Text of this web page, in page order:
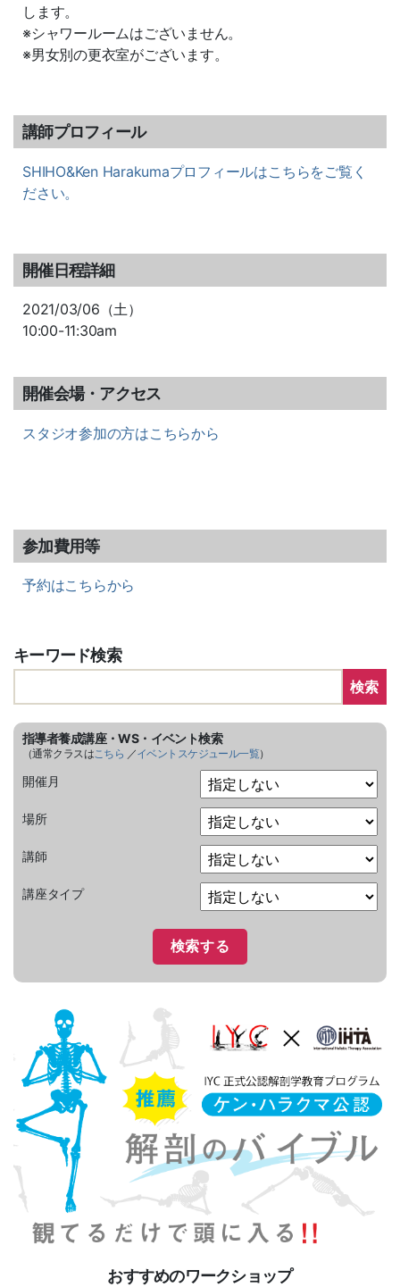
します。
※シャワールームはございません。
※男女別の更衣室がございます。
講師プロフィール
SHIHO&Ken Harakumaプロフィールはこちらをご覧く
ださい。
開催日程詳細
2021/03/06（土）
10:00-11:30am
開催会場・アクセス
スタジオ参加の方はこちらから
参加費用等
予約はこちらから
キーワード検索
検索
指導者養成講座・WS・イベント検索
（通常クラスはこちら ／イベントスケジュール一覧）
開催月
場所
講師
講座タイプ
おすすめのワークショップ